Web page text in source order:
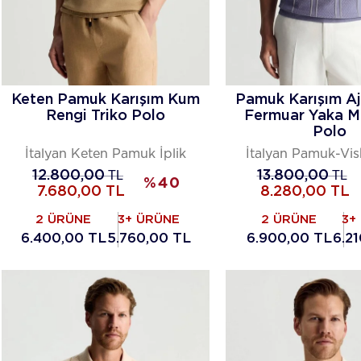
Keten Pamuk Karışım Kum
Rengi Triko Polo
İtalyan Keten Pamuk İplik
12.800,00TL
7.680,00 TL
%40
2 ÜRÜNE
6.400,00 TL
3+ ÜRÜNE
5.760,00 TL
Pamuk Karışım
Fermuar Yaka
Polo
İtalyan Pamuk-
13.800,00TL
8.280,00 TL
2 ÜRÜNE
6.900,00 TL
3+